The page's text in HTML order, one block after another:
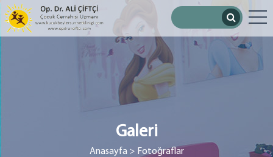
Galeri
Anasayfa > Fotoğraflar